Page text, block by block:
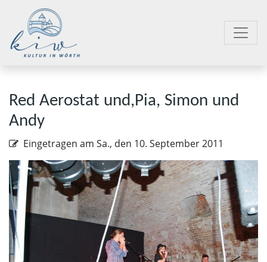
Red Aerostat und,Pia, Simon und
Andy
Eingetragen am Sa., den 10. September 2011